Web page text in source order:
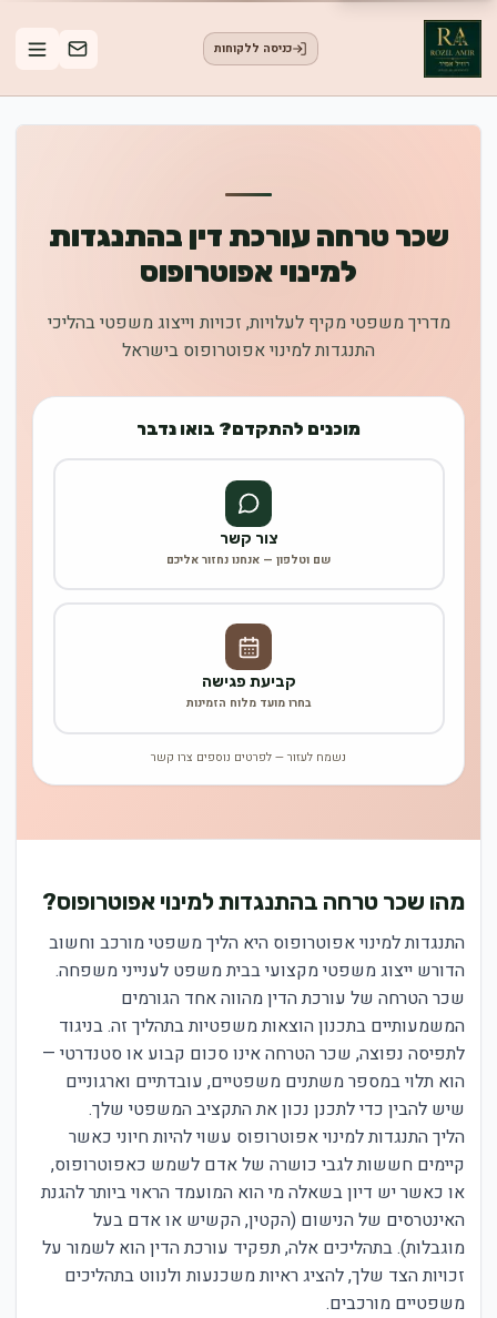
כניסה ללקוחות
שכר טרחה עורכת דין בהתנגדות
למינוי אפוטרופוס
מדריך משפטי מקיף לעלויות, זכויות וייצוג משפטי בהליכי
התנגדות למינוי אפוטרופוס בישראל
מוכנים להתקדם? בואו נדבר
צור קשר
שם וטלפון — אנחנו נחזור אליכם
קביעת פגישה
בחרו מועד מלוח הזמינות
נשמח לעזור — לפרטים נוספים צרו קשר
מהו שכר טרחה בהתנגדות למינוי אפוטרופוס?
התנגדות למינוי אפוטרופוס היא הליך משפטי מורכב וחשוב
הדורש ייצוג משפטי מקצועי בבית משפט לענייני משפחה.
שכר הטרחה של עורכת הדין מהווה אחד הגורמים
המשמעותיים בתכנון הוצאות משפטיות בתהליך זה. בניגוד
לתפיסה נפוצה, שכר הטרחה אינו סכום קבוע או סטנדרטי —
הוא תלוי במספר משתנים משפטיים, עובדתיים וארגוניים
שיש להבין כדי לתכנן נכון את התקציב המשפטי שלך.
הליך התנגדות למינוי אפוטרופוס עשוי להיות חיוני כאשר
קיימים חששות לגבי כושרה של אדם לשמש כאפוטרופוס,
או כאשר יש דיון בשאלה מי הוא המועמד הראוי ביותר להגנת
האינטרסים של הנישום (הקטין, הקשיש או אדם בעל
מוגבלות). בתהליכים אלה, תפקיד עורכת הדין הוא לשמור על
זכויות הצד שלך, להציג ראיות משכנעות ולנווט בתהליכים
משפטיים מורכבים.